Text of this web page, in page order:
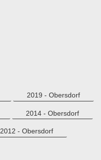
2019 - Obersdorf
2014 - Obersdorf
2012 - Obersdorf